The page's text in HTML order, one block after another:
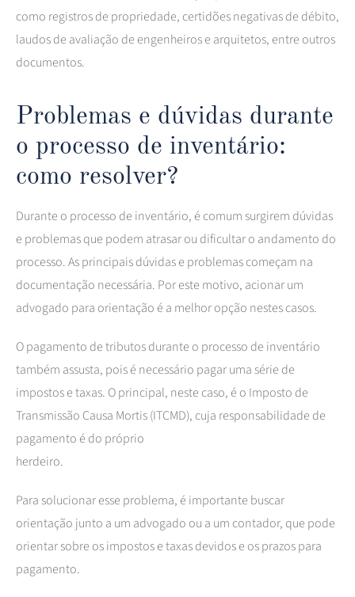
como registros de propriedade, certidões negativas de débito,
laudos de avaliação de engenheiros e arquitetos, entre outros
documentos.
Problemas e dúvidas durante
o processo de inventário:
como resolver?
Durante o processo de inventário, é comum surgirem dúvidas
e problemas que podem atrasar ou dificultar o andamento do
processo. As principais dúvidas e problemas começam na
documentação necessária. Por este motivo, acionar um
advogado para orientação é a melhor opção nestes casos.
O pagamento de tributos durante o processo de inventário
também assusta, pois é necessário pagar uma série de
impostos e taxas. O principal, neste caso, é o Imposto de
Transmissão Causa Mortis (ITCMD), cuja responsabilidade de
pagamento é do próprio
herdeiro.
Para solucionar esse problema, é importante buscar
orientação junto a um advogado ou a um contador, que pode
orientar sobre os impostos e taxas devidos e os prazos para
pagamento.